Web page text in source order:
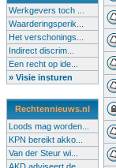
Werkgevers toch ...
Waarderingsperik...
Het verschonings...
Indirect discrim...
Een recht op ide...
» Visie insturen
Rechtennieuws.nl
Loods mag worden...
KPN bereikt akko...
Van der Steur wi...